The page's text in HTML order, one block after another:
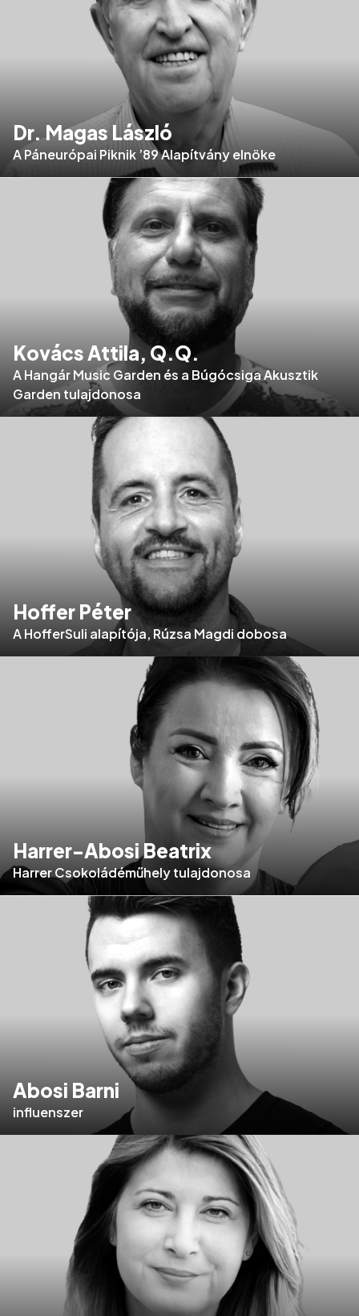
Dr. Magas László
A Páneurópai Piknik ’89 Alapítvány elnöke
Kovács Attila, Q.Q.
A Hangár Music Garden és a Búgócsiga Akusztik
Garden tulajdonosa
Hoffer Péter
A HofferSuli alapítója, Rúzsa Magdi dobosa
Harrer-Abosi Beatrix
Harrer Csokoládéműhely tulajdonosa
Abosi Barni
influenszer